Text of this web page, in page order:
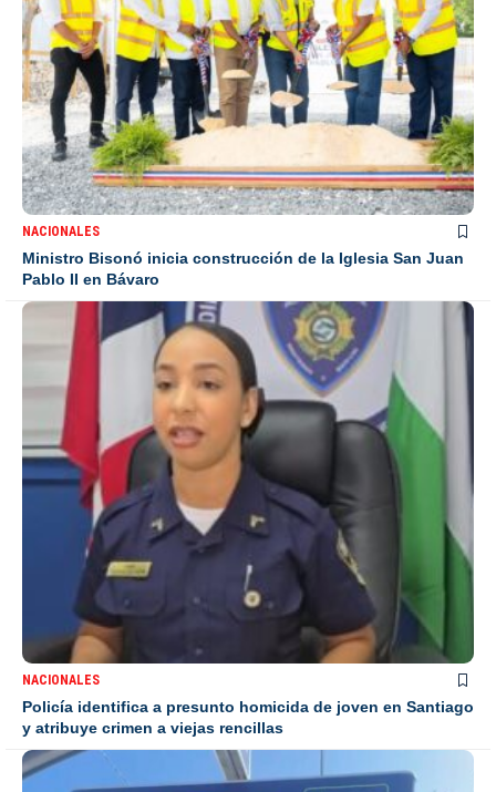
NACIONALES
Ministro Bisonó inicia construcción de la Iglesia San Juan
Pablo II en Bávaro
NACIONALES
Policía identifica a presunto homicida de joven en Santiago
y atribuye crimen a viejas rencillas